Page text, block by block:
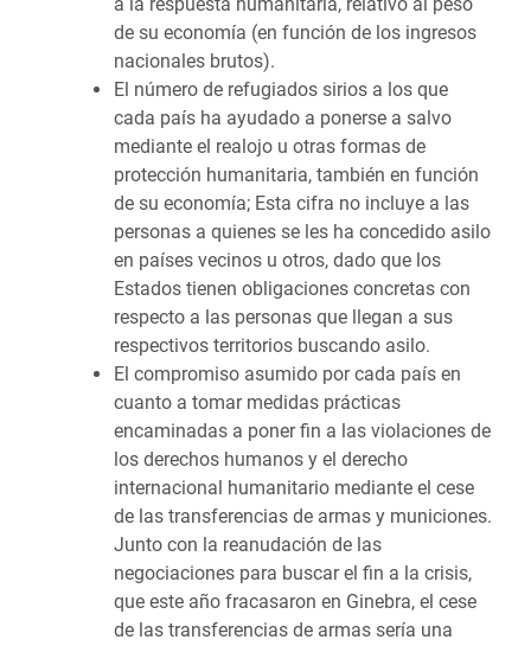
de su economía (en función de los ingresos
nacionales brutos).
El número de refugiados sirios a los que
cada país ha ayudado a ponerse a salvo
mediante el realojo u otras formas de
protección humanitaria, también en función
de su economía; Esta cifra no incluye a las
personas a quienes se les ha concedido asilo
en países vecinos u otros, dado que los
Estados tienen obligaciones concretas con
respecto a las personas que llegan a sus
respectivos territorios buscando asilo.
El compromiso asumido por cada país en
cuanto a tomar medidas prácticas
encaminadas a poner fin a las violaciones de
los derechos humanos y el derecho
internacional humanitario mediante el cese
de las transferencias de armas y municiones.
Junto con la reanudación de las
negociaciones para buscar el fin a la crisis,
que este año fracasaron en Ginebra, el cese
de las transferencias de armas sería una